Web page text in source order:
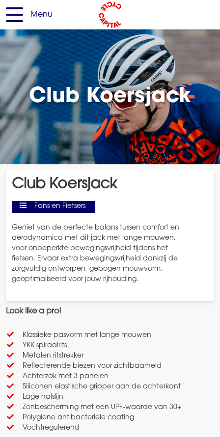
Menu
Club Koersjack
Club Koersjack
Fans en Fietsers
Geniet van de perfecte balans tussen comfort en
aerodynamica met dit jack met lange mouwen,
voor onbeperkte bewegingsvrijheid tijdens het
fietsen. Ervaar extra bewegingsvrijheid dankzij de
zorgvuldig ontworpen, gebogen mouwvorm,
geoptimaliseerd voor jouw rijhouding.
Look like a pro!
Klassieke pasvorm met lange mouwen
YKK spiraalrits
Metalen ritstrekker
Reflecterende biezen voor zichtbaarheid
Achterzak met 3 panelen
Siliconen elastische gripper aan de achterkant
Lage halslijn
Zonbescherming met een UPF-waarde van 30+
Polygiene antibacteriële coating
Vochtregulerend